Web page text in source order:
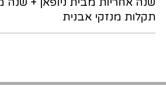
תקלות מנזקי אבנית